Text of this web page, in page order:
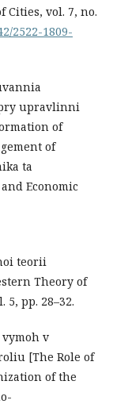
vol. 7, no.
2522-1809-
upravlinni
of
of
ta
Economic
teorii
Theory of
pp. 28–32.
vymoh v
[The Role of
of the